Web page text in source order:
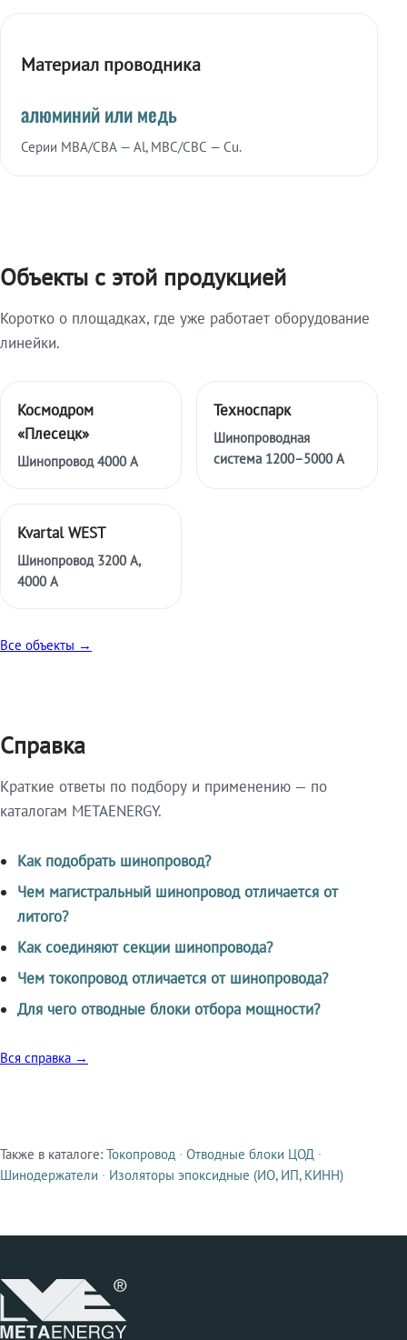
Материал проводника
алюминий или медь
Серии МВА/СВА — Al, МВС/СВС — Cu.
Объекты с этой продукцией
Коротко о площадках, где уже работает оборудование
линейки.
Космодром
«Плесецк»
Шинопровод 4000 А
Техноспарк
Шинопроводная
система 1200–5000 А
Kvartal WEST
Шинопровод 3200 А,
4000 А
Все объекты →
Справка
Краткие ответы по подбору и применению — по
каталогам METAENERGY.
Как подобрать шинопровод?
Чем магистральный шинопровод отличается от
литого?
Как соединяют секции шинопровода?
Чем токопровод отличается от шинопровода?
Для чего отводные блоки отбора мощности?
Вся справка →
Смежные продукты
Также в каталоге: Токопровод · Отводные блоки ЦОД ·
Шинодержатели · Изоляторы эпоксидные (ИО, ИП, КИНН)